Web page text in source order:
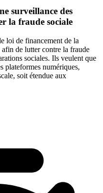
surveillance des
la fraude sociale
loi de financement de la
de lutter contre la fraude
sociales. Ils veulent que
plateformes numériques,
soit étendue aux